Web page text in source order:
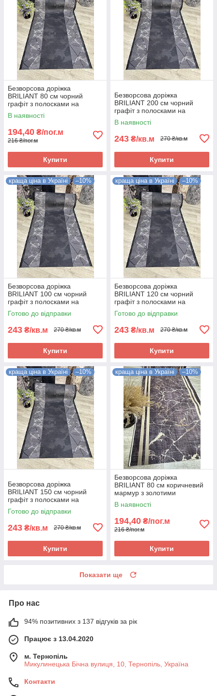
Безворсова доріжка
BRILIANT 80 см чорний
графіт з полосками на
підлогу на кухню, в коридор
В наявності
194,40 ₴/пог.м
216 ₴/пог.м
Купити
Безворсова доріжка
BRILIANT 200 см чорний
графіт з полосками на
підлогу на кухню, в коридор
В наявності
243 ₴/кв.м 270 ₴/кв.м
Купити
краща ціна в Україні –10%
Безворсова доріжка
BRILIANT 100 см чорний
графіт з полосками на
підлогу на кухню, в коридор
Готово до відправки
243 ₴/кв.м 270 ₴/кв.м
Купити
краща ціна в Україні –10%
Безворсова доріжка
BRILIANT 120 см чорний
графіт з полосками на
підлогу на кухню, в коридор
Готово до відправки
243 ₴/кв.м 270 ₴/кв.м
Купити
краща ціна в Україні –10%
Безворсова доріжка
BRILIANT 150 см чорний
графіт з полосками на
підлогу на кухню, в коридор
Готово до відправки
243 ₴/кв.м 270 ₴/кв.м
Купити
краща ціна в Україні –10%
Безворсова доріжка
BRILIANT 80 см коричневий
мармур з золотими
полосками на підлогу на
кухню, в коридор
В наявності
194,40 ₴/пог.м
216 ₴/пог.м
Купити
Показати ще
Про нас
94% позитивних з 137 відгуків за рік
Працює з 13.04.2020
м. Тернопіль
Микулинецька Бічна вулиця, 10, Тернопіль, Україна
Контакти